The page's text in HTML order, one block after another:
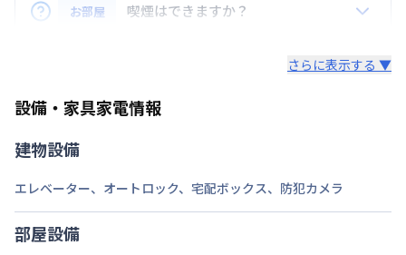
以外の扱いについては当社では責任を負いかねます。
また、お持ち込みいただいた家具や家電はご退去時に
お部屋 喫煙はできますか？
さらに表示する ▼
設備・家具家電情報
建物設備
エレベーター、 オートロック、 宅配ボックス、 防犯カメラ
部屋設備